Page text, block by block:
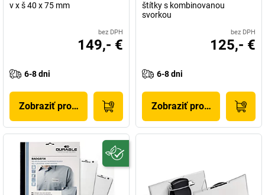
v x š 40 x 75 mm
bez DPH
149,- €
6-8 dni
Zobraziť produkt
štítky s kombinovanou
svorkou
bez DPH
125,- €
6-8 dni
Zobraziť produkt